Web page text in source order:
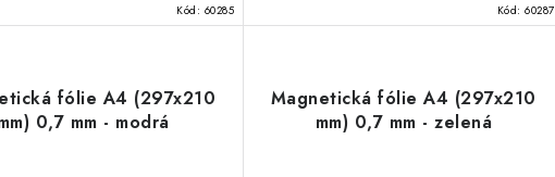
Kód: 60285 Kód: 60287
fólie A4 (297x210
0,7 mm - modrá
Magnetická fólie A4 (297x210
mm) 0,7 mm - zelená